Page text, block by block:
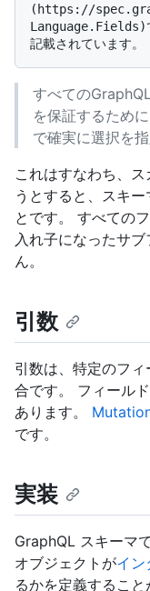
(https://
Language.Fields)
すべての
を保証するため
で確実に選択を
これはすなわち、
うとすると、スキ
とです。 すべての
入れ子になったサ
ん。
引数
引数は、特定のフ
合です。 フィール
あります。
です。
実装
GraphQL スキーマ
オブジェクトがイン
るかを定義すること